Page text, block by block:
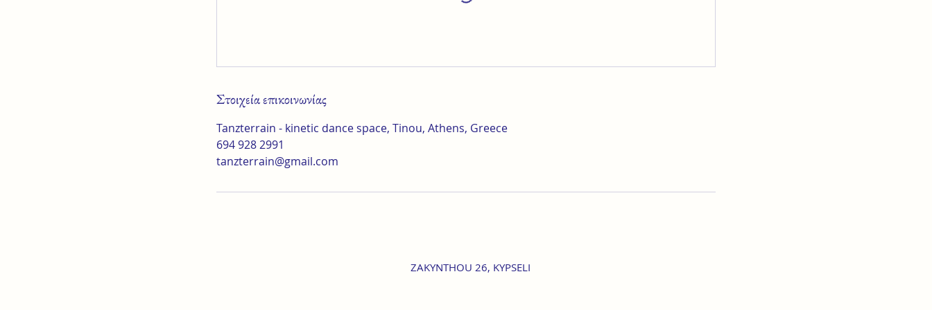
Στοιχεία επικοινωνίας
Tanzterrain - kinetic dance space, Tinou, Athens, Greece
694 928 2991
tanzterrain@gmail.com
ZAKYNTHOU 26, KYPSELI